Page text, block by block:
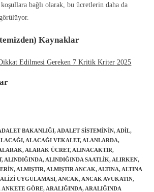
bağlı olarak, bu ücretlerin daha da
Kaynaklar
Edilmesi Gereken 7 Kritik Kriter 2025
BAKANLIĞI, ADALET SISTEMININ, ADIL,
, ALACAĞI VEKALET, ALANLARDA,
, ALARAK ÜCRET, ALINACAKTIR,
, ALINDIĞINDA, ALINDIĞINDA SAATLIK, ALIRKEN,
, ALMIŞTIR, ALMIŞTIR ANCAK, ALTINA, ALTINA
UYGULAMASI, ANCAK, ANCAK AVUKATIN,
ANKETE GÖRE, ARALIĞINDA, ARALIĞINDA